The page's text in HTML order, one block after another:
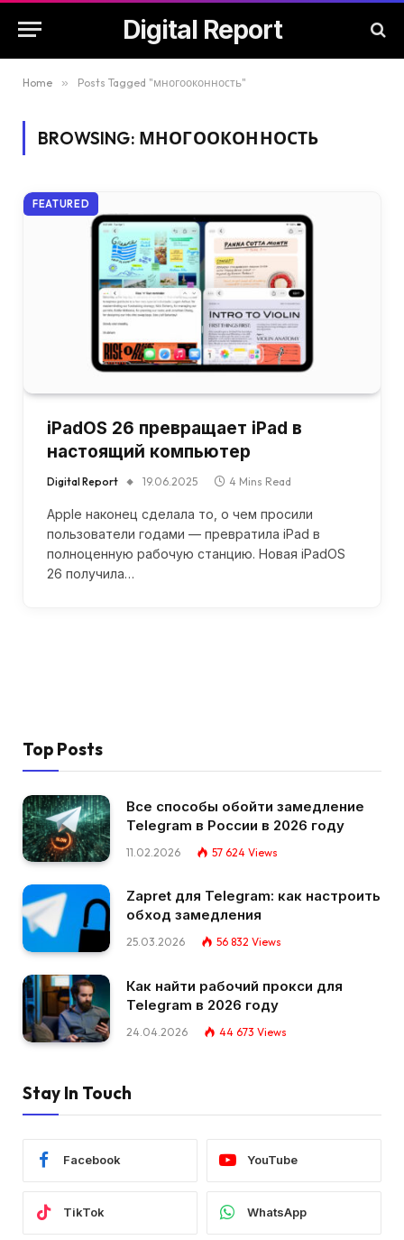
Digital Report
Home » Posts Tagged "многооконность"
BROWSING: МНОГООКОННОСТЬ
FEATURED
iPadOS 26 превращает iPad в
настоящий компьютер
Digital Report 19.06.2025 4 Mins Read
Apple наконец сделала то, о чем просили
пользователи годами — превратила iPad в
полноценную рабочую станцию. Новая iPadOS
26 получила…
Top Posts
Все способы обойти замедление
Telegram в России в 2026 году
11.02.2026 57 624 Views
Zapret для Telegram: как настроить
обход замедления
25.03.2026 56 832 Views
Как найти рабочий прокси для
Telegram в 2026 году
24.04.2026 44 673 Views
Stay In Touch
Facebook YouTube
TikTok WhatsApp